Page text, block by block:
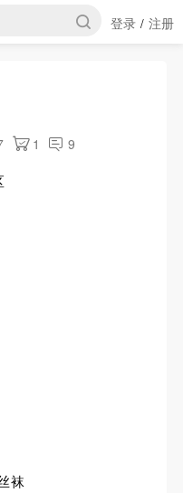
登录 / 注册
1 9
袜